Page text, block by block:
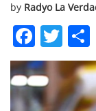
by Radyo La